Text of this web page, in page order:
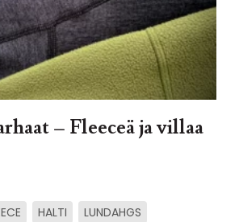
– Fleeceä ja villaa
HALTI
LUNDAHGS